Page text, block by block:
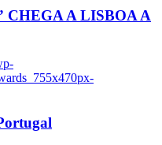
CHEGA A LISBOA A